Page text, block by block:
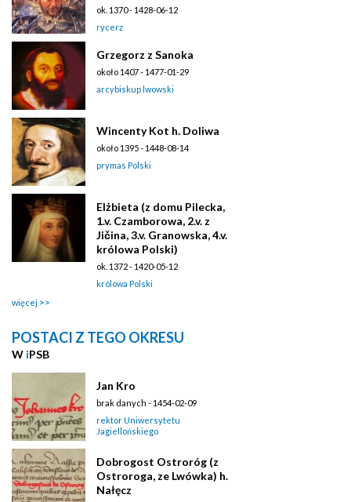
ok. 1370 - 1428-06-12
rycerz
Grzegorz z Sanoka
około 1407 - 1477-01-29
arcybiskup lwowski
Wincenty Kot h. Doliwa
około 1395 - 1448-08-14
prymas Polski
Elżbieta (z domu Pilecka,
1.v. Czamborowa, 2.v. z
Jičina, 3.v. Granowska, 4.v.
królowa Polski)
ok. 1372 - 1420-05-12
królowa Polski
więcej
POSTACI Z TEGO OKRESU
W iPSB
Jan Kro
brak danych - 1454-02-09
rektor Uniwersytetu
Jagiellońskiego
Dobrogost Ostroróg (z
Ostroroga, ze Lwówka) h.
Nałęcz